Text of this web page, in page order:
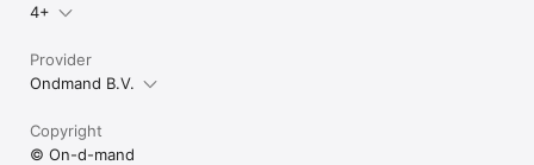
4+
Provider
Ondmand B.V.
Copyright
© On-d-mand